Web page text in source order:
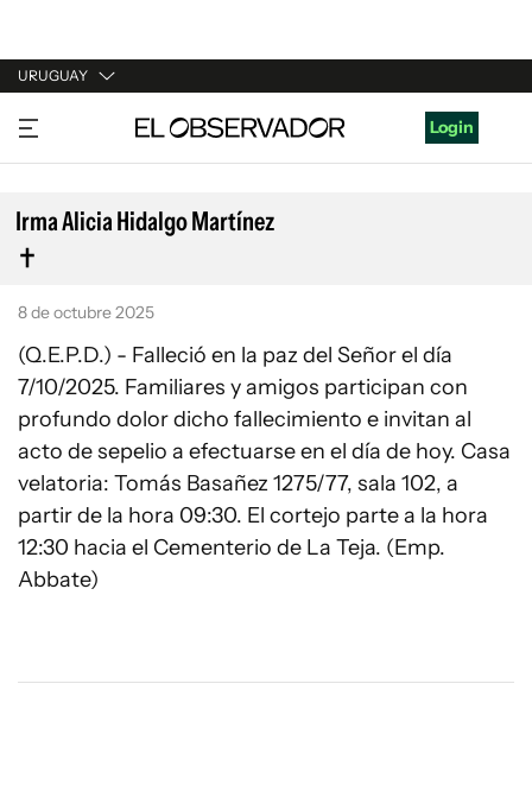
URUGUAY
URUGUAY
ARGENTINA
ESPAÑA
ESTADOS UNIDOS
Login
Irma Alicia Hidalgo Martínez
8 de octubre 2025
(Q.E.P.D.) - Falleció en la paz del Señor el día
7/10/2025. Familiares y amigos participan con
profundo dolor dicho fallecimiento e invitan al
acto de sepelio a efectuarse en el día de hoy. Casa
velatoria: Tomás Basañez 1275/77, sala 102, a
partir de la hora 09:30. El cortejo parte a la hora
12:30 hacia el Cementerio de La Teja. (Emp.
Abbate)